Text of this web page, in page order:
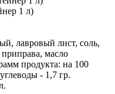
1 л)
лавровый лист, соль,
масло
продукта: на 100
- 1,7 гр.